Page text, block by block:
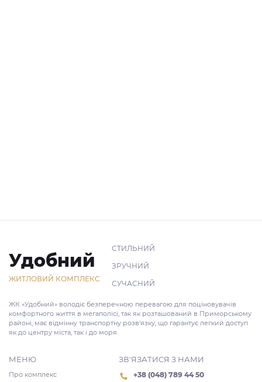
Удобний
ЖИТЛОВИЙ КОМПЛЕКС
СТИЛЬНИЙ
ЗРУЧНИЙ
СУЧАСНИЙ
ЖК «Удобний» володіє безперечною перевагою для поціновувачів
комфортного життя в мегаполісі, так як розташований в Приморському
районі, має відмінну транспортну розв'язку, що гарантує легкий доступ
як до центру міста, так і до моря.
МЕНЮ
Про комплекс
ЗВ'ЯЗАТИСЯ З НАМИ
+38 (048) 789 44 50